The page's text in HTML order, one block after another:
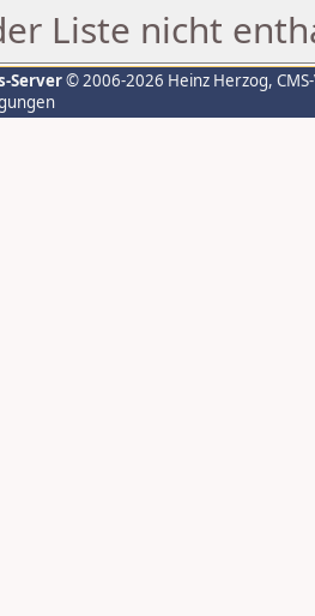
Liste nicht
Server© 2006-2026 Heinz Herzog,